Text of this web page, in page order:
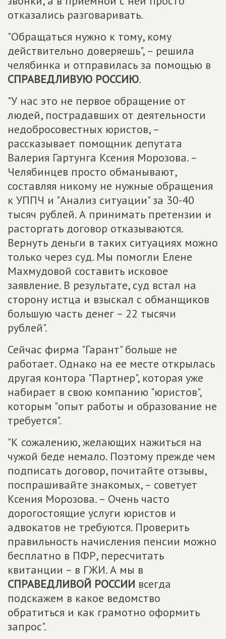
отказались разговаривать.
"Обращаться нужно к тому, кому
действительно доверяешь", – решила
челябинка и отправилась за помощью в
СПРАВЕДЛИВУЮ РОССИЮ.
"У нас это не первое обращение от
людей, пострадавших от деятельности
недобросовестных юристов, –
рассказывает помощник депутата
Валерия Гартунга Ксения Морозова. –
Челябинцев просто обманывают,
составляя никому не нужные обращения
к УППЧ и "Анализ ситуации" за 30-40
тысяч рублей. А принимать претензии и
расторгать договор отказываются.
Вернуть деньги в таких ситуациях можно
только через суд. Мы помогли Елене
Махмудовой составить исковое
заявление. В результате, суд встал на
сторону истца и взыскал с обманщиков
большую часть денег – 22 тысячи
рублей".
Сейчас фирма "Гарант" больше не
работает. Однако на ее месте открылась
другая контора "Партнер", которая уже
набирает в свою компанию "юристов",
которым "опыт работы и образование не
требуется".
"К сожалению, желающих нажиться на
чужой беде немало. Поэтому прежде чем
подписать договор, почитайте отзывы,
поспрашивайте знакомых, – советует
Ксения Морозова. – Очень часто
дорогостоящие услуги юристов и
адвокатов не требуются. Проверить
правильность начисления пенсии можно
бесплатно в ПФР, пересчитать
квитанции – в ГЖИ. А мы в
СПРАВЕДЛИВОЙ РОССИИ всегда
подскажем в какое ведомство
обратиться и как грамотно оформить
запрос".